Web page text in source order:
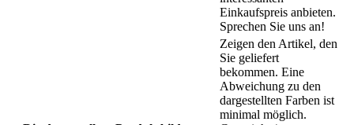
Einkaufspreis anbieten.
Sprechen Sie uns an!
Zeigen den Artikel, den
Sie geliefert
bekommen. Eine
Abweichung zu den
dargestellten Farben ist
minimal möglich.